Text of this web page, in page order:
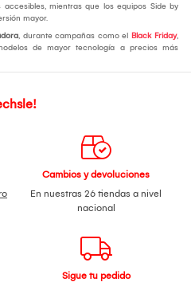
mientras que los equipos Side by
mayor.
, durante campañas como el Black Friday,
de mayor tecnología a precios más
Cambios y devoluciones
En nuestras 26 tiendas a nivel
nacional
Sigue tu pedido